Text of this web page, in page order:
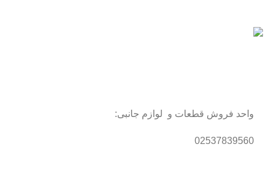
واحد فروش قطعات و لوازم جانبی:
02537839560